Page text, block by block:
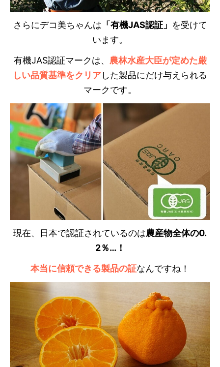
さらにデコ美ちゃんは 「有機JAS認証」 を受けて
います。
有機JAS認証マークは、 農林水産大臣が定めた厳
しい品質基準をクリアした製品にだけ与えられる
マークです。
現在、日本で認証されているのは農産物全体の0.
2％…！
本当に信頼できる製品の証なんですね！